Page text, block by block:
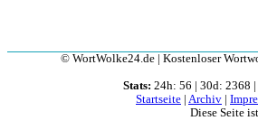
© WortWolke24.de | Kostenloser
Stats: 24h: 56 | 30d: 2368
Startseite Archiv
Diese Seite